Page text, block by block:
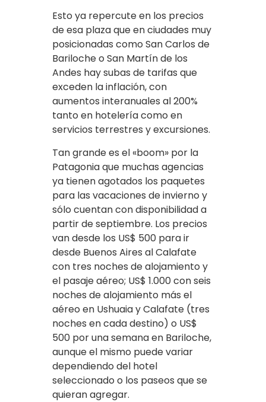
Esto ya repercute en los precios
de esa plaza que en ciudades muy
posicionadas como San Carlos de
Bariloche o San Martín de los
Andes hay subas de tarifas que
exceden la inflación, con
aumentos interanuales al 200%
tanto en hotelería como en
servicios terrestres y excursiones.
Tan grande es el «boom» por la
Patagonia que muchas agencias
ya tienen agotados los paquetes
para las vacaciones de invierno y
sólo cuentan con disponibilidad a
partir de septiembre. Los precios
van desde los US$ 500 para ir
desde Buenos Aires al Calafate
con tres noches de alojamiento y
el pasaje aéreo; US$ 1.000 con seis
noches de alojamiento más el
aéreo en Ushuaia y Calafate (tres
noches en cada destino) o US$
500 por una semana en Bariloche,
aunque el mismo puede variar
dependiendo del hotel
seleccionado o los paseos que se
quieran agregar.